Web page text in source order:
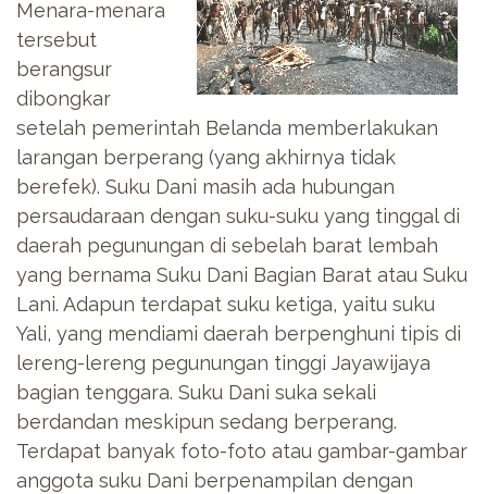
Menara-menara
tersebut
berangsur
dibongkar
setelah pemerintah Belanda memberlakukan
larangan berperang (yang akhirnya tidak
berefek). Suku Dani masih ada hubungan
persaudaraan dengan suku-suku yang tinggal di
daerah pegunungan di sebelah barat lembah
yang bernama Suku Dani Bagian Barat atau Suku
Lani. Adapun terdapat suku ketiga, yaitu suku
Yali, yang mendiami daerah berpenghuni tipis di
lereng-lereng pegunungan tinggi Jayawijaya
bagian tenggara. Suku Dani suka sekali
berdandan meskipun sedang berperang.
Terdapat banyak foto-foto atau gambar-gambar
anggota suku Dani berpenampilan dengan